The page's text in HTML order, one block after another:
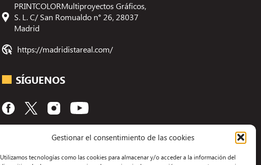
Gestionar el consentimiento de las cookies
Utilizamos tecnologías como las cookies para almacenar y/o acceder a la información del
PRINTCOLORMultiproyectos Gráficos,
S. L. C/ San Romualdo n° 26, 28037
Madrid
https://madridistareal.com/
SÍGUENOS